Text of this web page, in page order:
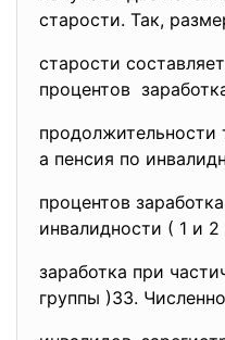
старости. Так,
старости
процентов
продолжительности
а пенсия по
процентов
инвалидности ( 1 и
заработка при
группы )33.